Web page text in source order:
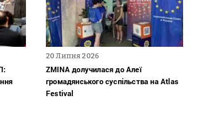
20 Липня 2026
ZMINA долучилася до Алеї
громадянського суспільства на Atlas
Festival